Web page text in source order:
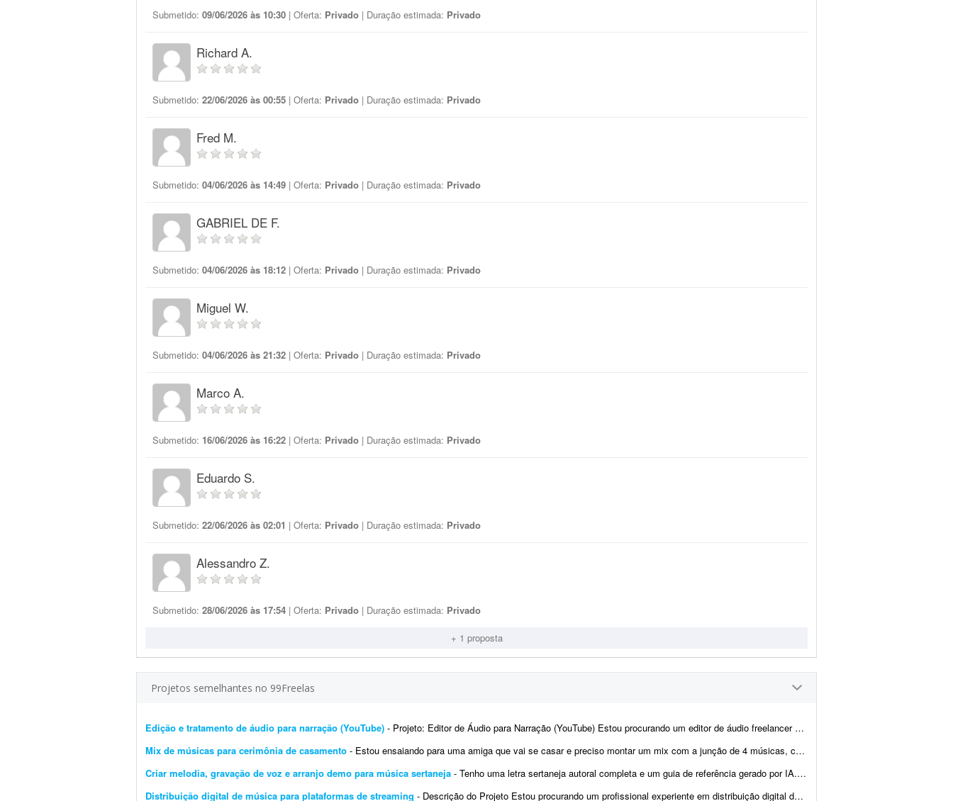
Submetido: 09/06/2026 às 10:30 | Oferta: Privado | Duração estimada: Privado
Richard A.
Submetido: 22/06/2026 às 00:55 | Oferta: Privado | Duração estimada: Privado
Fred M.
Submetido: 04/06/2026 às 14:49 | Oferta: Privado | Duração estimada: Privado
GABRIEL DE F.
Submetido: 04/06/2026 às 18:12 | Oferta: Privado | Duração estimada: Privado
Miguel W.
Submetido: 04/06/2026 às 21:32 | Oferta: Privado | Duração estimada: Privado
Marco A.
Submetido: 16/06/2026 às 16:22 | Oferta: Privado | Duração estimada: Privado
Eduardo S.
Submetido: 22/06/2026 às 02:01 | Oferta: Privado | Duração estimada: Privado
Alessandro Z.
Submetido: 28/06/2026 às 17:54 | Oferta: Privado | Duração estimada: Privado
+ 1 proposta
Projetos semelhantes no 99Freelas
Edição e tratamento de áudio para narração (YouTube) - Projeto: Editor de Áudio para Narração (YouTube) Estou procurando um editor de áudio freelancer para realizar a limpeza e o tratamento das minhas narraçõe...
Mix de músicas para cerimônia de casamento - Estou ensaiando para uma amiga que vai se casar e preciso montar um mix com a junção de 4 músicas, com duração total de aproximadamente 4 minutos. Preciso de alg...
Criar melodia, gravação de voz e arranjo demo para música sertaneja - Tenho uma letra sertaneja autoral completa e um guia de referência gerado por IA. Procuro um profissional para: - criar ou reconstruir humanamente a melodia; - gravar a voz; - produzir um ar...
Distribuição digital de música para plataformas de streaming - Descrição do Projeto Estou procurando um profissional experiente em distribuição digital de música para realizar o lançamento de um projeto musical nas pr...